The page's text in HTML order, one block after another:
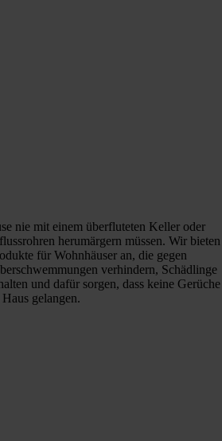
nie mit einem überfluteten Keller oder
herumärgern müssen. Wir bieten
für Wohnhäuser an, die gegen
verhindern, Schädlinge
und dafür sorgen, dass keine Gerüche
gelangen.